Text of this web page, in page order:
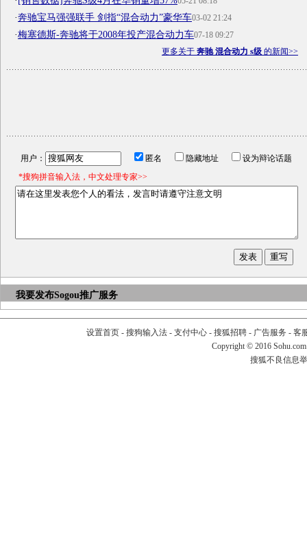
·奔驰宝马强强联手 剑指“混合动力”豪华车03-02 21:24
·梅塞德斯-奔驰将于2008年投产混合动力车07-18 09:27
更多关于 奔驰 混合动力 s级 的新闻>>
用户： 匿名 隐藏地址
设为辩论话题
*搜狗拼音输入法，中文处理专家>>
我要发布Sogou推广服务
设置首页- 搜狗输入法- 支付中心- 搜狐招聘- 广告服务 - 客
Copyright © 2016
搜狐不良信息